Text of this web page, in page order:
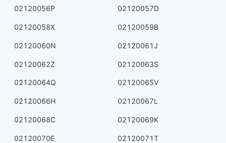
02120056P 02120057D
02120058X 02120059B
02120060N 02120061J
02120062Z 02120063S
02120064Q 02120065V
02120066H 02120067L
02120068C 02120069K
02120070E 02120071T